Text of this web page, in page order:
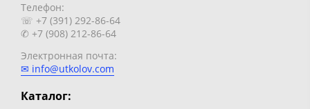
Телефон:
☏ +7 (391) 292-86-64
✆ +7 (908) 212-86-64
Электронная почта:
✉ info@utkolov.com
Каталог: